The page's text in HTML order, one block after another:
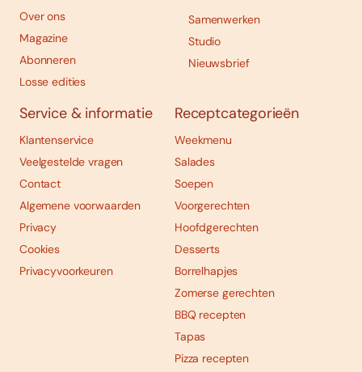
Over ons
Magazine
Abonneren
Losse edities
Samenwerken
Studio
Nieuwsbrief
Service & informatie
Klantenservice
Veelgestelde vragen
Contact
Algemene voorwaarden
Privacy
Cookies
Privacyvoorkeuren
Receptcategorieën
Weekmenu
Salades
Soepen
Voorgerechten
Hoofdgerechten
Desserts
Borrelhapjes
Zomerse gerechten
BBQ recepten
Tapas
Pizza recepten